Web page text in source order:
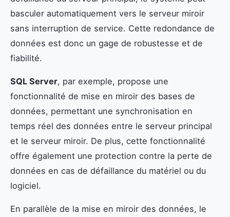
basculer automatiquement vers le serveur miroir
sans interruption de service. Cette redondance de
données est donc un gage de robustesse et de
fiabilité.
SQL Server, par exemple, propose une
fonctionnalité de mise en miroir des bases de
données, permettant une synchronisation en
temps réel des données entre le serveur principal
et le serveur miroir. De plus, cette fonctionnalité
offre également une protection contre la perte de
données en cas de défaillance du matériel ou du
logiciel.
En parallèle de la mise en miroir des données, le